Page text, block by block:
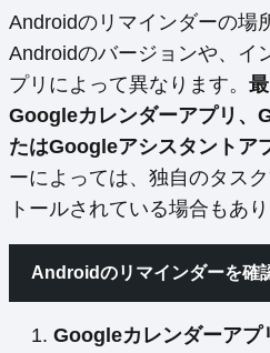
Androidのリマインダーの場
Androidのバージョンや、イ
プリによって異なります。
Googleカレンダーアプリ、
たはGoogleアシスタントア
ーによっては、独自のタス
トールされている場合もあり
Androidのリマインダーを確
Googleカレンダーアプ